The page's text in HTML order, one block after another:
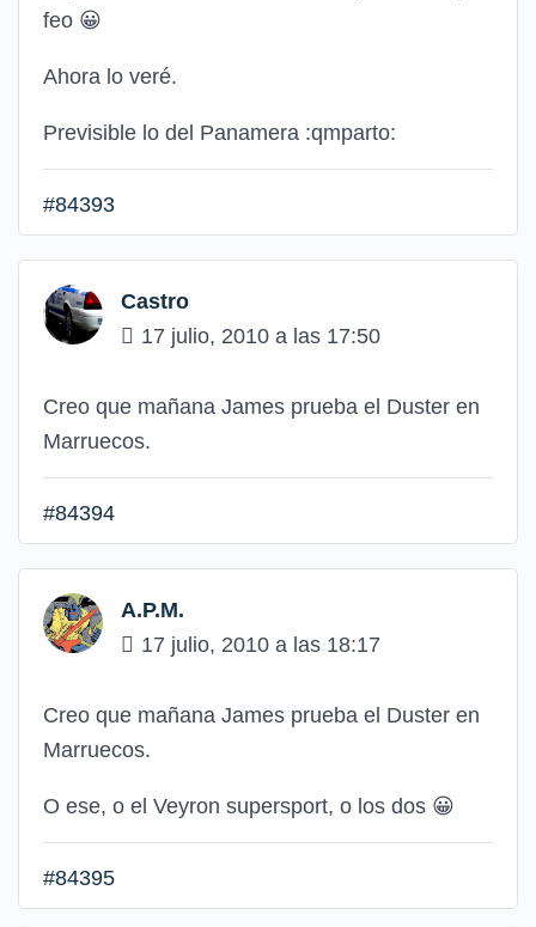
feo 😀
Ahora lo veré.
Previsible lo del Panamera :qmparto:
#84393
Castro
17 julio, 2010 a las 17:50
Creo que mañana James prueba el Duster en
Marruecos.
#84394
A.P.M.
17 julio, 2010 a las 18:17
Creo que mañana James prueba el Duster en
Marruecos.
O ese, o el Veyron supersport, o los dos 😀
#84395